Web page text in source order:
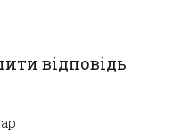
відповідь